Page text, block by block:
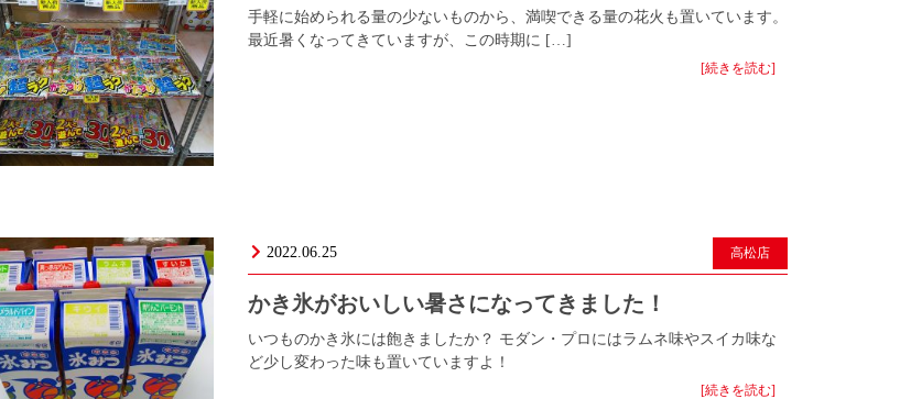
手軽に始められる量の少ないものから、満喫できる量の花火も置いています。
最近暑くなってきていますが、この時期に […]
[続きを読む]
2022.06.25 高松店
かき氷がおいしい暑さになってきました！
いつものかき氷には飽きましたか？ モダン・プロにはラムネ味やスイカ味な
ど少し変わった味も置いていますよ！
[続きを読む]